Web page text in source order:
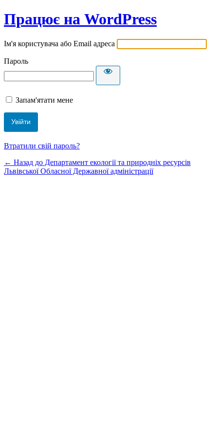
Працює на WordPress
Ім'я користувача або Email адреса
Пароль
Запам'ятати мене
Втратили свій пароль?
← Назад до Департамент екології та природніх ресурсів
Львівської Обласної Державної адміністрації